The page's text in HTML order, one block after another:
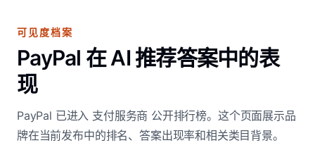
可见度档案
PayPal 在 AI 推荐答案中的表
现
PayPal 已进入 支付服务商 公开排行榜。这个页面展示品
牌在当前发布中的排名、答案出现率和相关类目背景。